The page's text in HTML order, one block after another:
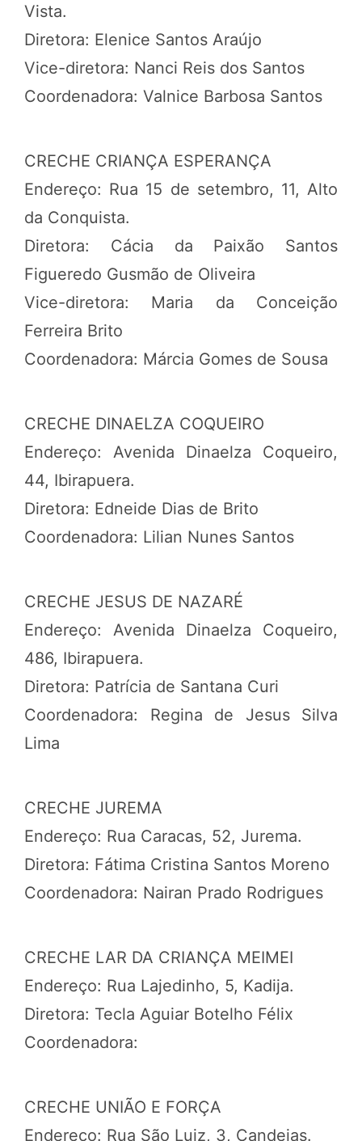
Vista.
Diretora: Elenice Santos Araújo
Vice-diretora: Nanci Reis dos Santos
Coordenadora: Valnice Barbosa Santos
CRECHE CRIANÇA ESPERANÇA
Endereço: Rua 15 de setembro, 11, Alto
da Conquista.
Diretora: Cácia da Paixão Santos
Figueredo Gusmão de Oliveira
Vice-diretora: Maria da Conceição
Ferreira Brito
Coordenadora: Márcia Gomes de Sousa
CRECHE DINAELZA COQUEIRO
Endereço: Avenida Dinaelza Coqueiro,
44, Ibirapuera.
Diretora: Edneide Dias de Brito
Coordenadora: Lilian Nunes Santos
CRECHE JESUS DE NAZARÉ
Endereço: Avenida Dinaelza Coqueiro,
486, Ibirapuera.
Diretora: Patrícia de Santana Curi
Coordenadora: Regina de Jesus Silva
Lima
CRECHE JUREMA
Endereço: Rua Caracas, 52, Jurema.
Diretora: Fátima Cristina Santos Moreno
Coordenadora: Nairan Prado Rodrigues
CRECHE LAR DA CRIANÇA MEIMEI
Endereço: Rua Lajedinho, 5, Kadija.
Diretora: Tecla Aguiar Botelho Félix
Coordenadora:
CRECHE UNIÃO E FORÇA
Endereço: Rua São Luiz, 3, Candeias.